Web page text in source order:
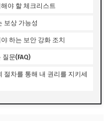
야 할 체크리스트
보상 가능성
하는 보안 강화 조치
문(FAQ)
절차를 통해 내 권리를 지키세